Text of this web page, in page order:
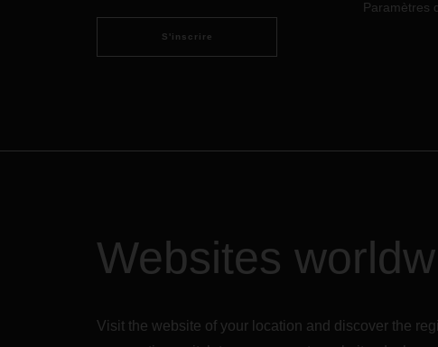
S'inscrire
Paramètres
Websites
Visit the website of your location and discover the